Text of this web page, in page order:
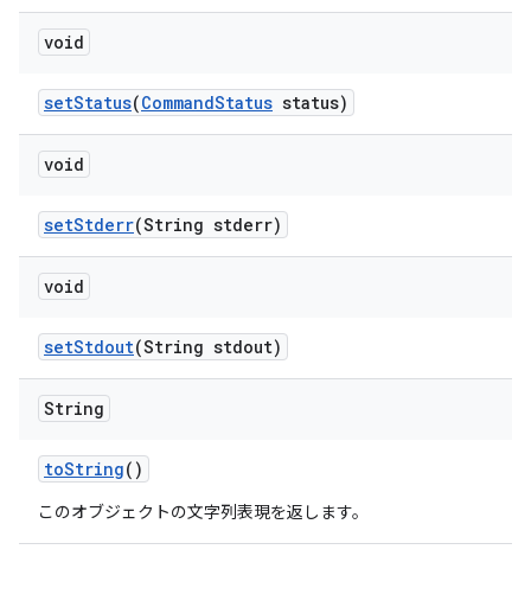
void
setStatus(CommandStatus status)
void
setStderr(String stderr)
void
setStdout(String stdout)
String
toString()
このオブジェクトの文字列表現を返します。